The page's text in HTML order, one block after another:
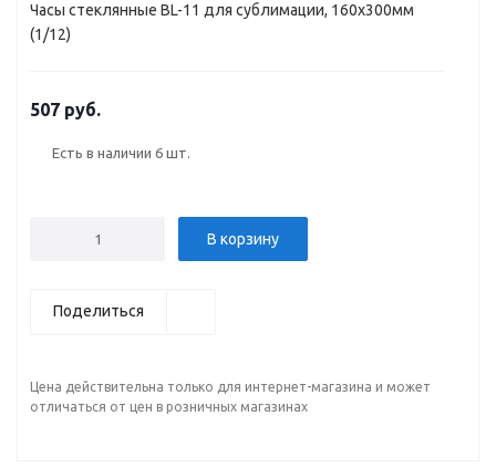
Часы стеклянные BL-11 для сублимации, 160x300мм
(1/12)
507 руб.
Есть в наличии 6 шт.
В корзину
Поделиться
Цена действительна только для интернет-магазина и может
отличаться от цен в розничных магазинах